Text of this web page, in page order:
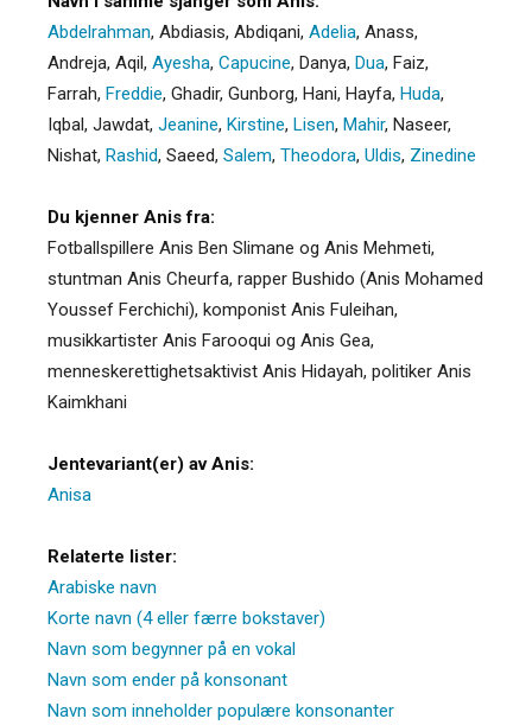
Abdelrahman, Abdiasis, Abdiqani, Adelia, Anass,
Andreja, Aqil, Ayesha, Capucine, Danya, Dua, Faiz,
Farrah, Freddie, Ghadir, Gunborg, Hani, Hayfa, Huda,
Iqbal, Jawdat, Jeanine, Kirstine, Lisen, Mahir, Naseer,
Nishat, Rashid, Saeed, Salem, Theodora, Uldis, Zinedine
Du kjenner Anis fra:
Fotballspillere Anis Ben Slimane og Anis Mehmeti,
stuntman Anis Cheurfa, rapper Bushido (Anis Mohamed
Youssef Ferchichi), komponist Anis Fuleihan,
musikkartister Anis Farooqui og Anis Gea,
menneskerettighetsaktivist Anis Hidayah, politiker Anis
Kaimkhani
Jentevariant(er) av Anis:
Anisa
Relaterte lister:
Arabiske navn
Korte navn (4 eller færre bokstaver)
Navn som begynner på en vokal
Navn som ender på konsonant
Navn som inneholder populære konsonanter